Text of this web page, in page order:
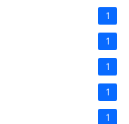
1
1
1
1
1